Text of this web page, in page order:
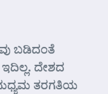
ಬಡಿದಂತೆ
ದೇಶದ
ಮಧ್ಯಮ ತರಗತಿಯ